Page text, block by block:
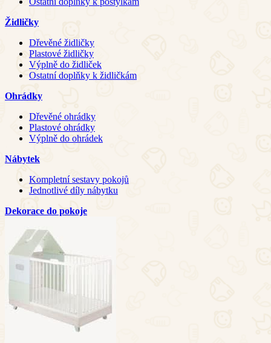
Židličky
Dřevěné židličky
Plastové židličky
Výplně do židliček
Ostatní doplňky k židličkám
Ohrádky
Dřevěné ohrádky
Plastové ohrádky
Výplně do ohrádek
Nábytek
Kompletní sestavy pokojů
Jednotlivé díly nábytku
Dekorace do pokoje